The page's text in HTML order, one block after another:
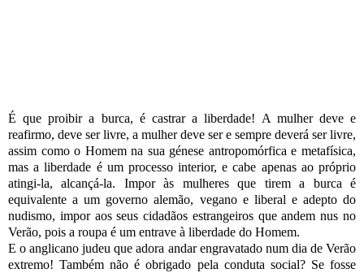
É que proibir a burca, é castrar a liberdade! A mulher deve e
reafirmo, deve ser livre, a mulher deve ser e sempre deverá ser livre,
assim como o Homem na sua génese antropomórfica e metafísica,
mas a liberdade é um processo interior, e cabe apenas ao próprio
atingi-la, alcançá-la. Impor às mulheres que tirem a burca é
equivalente a um governo alemão, vegano e liberal e adepto do
nudismo, impor aos seus cidadãos estrangeiros que andem nus no
Verão, pois a roupa é um entrave à liberdade do Homem.
E o anglicano judeu que adora andar engravatado num dia de Verão
extremo! Também não é obrigado pela conduta social? Se fosse